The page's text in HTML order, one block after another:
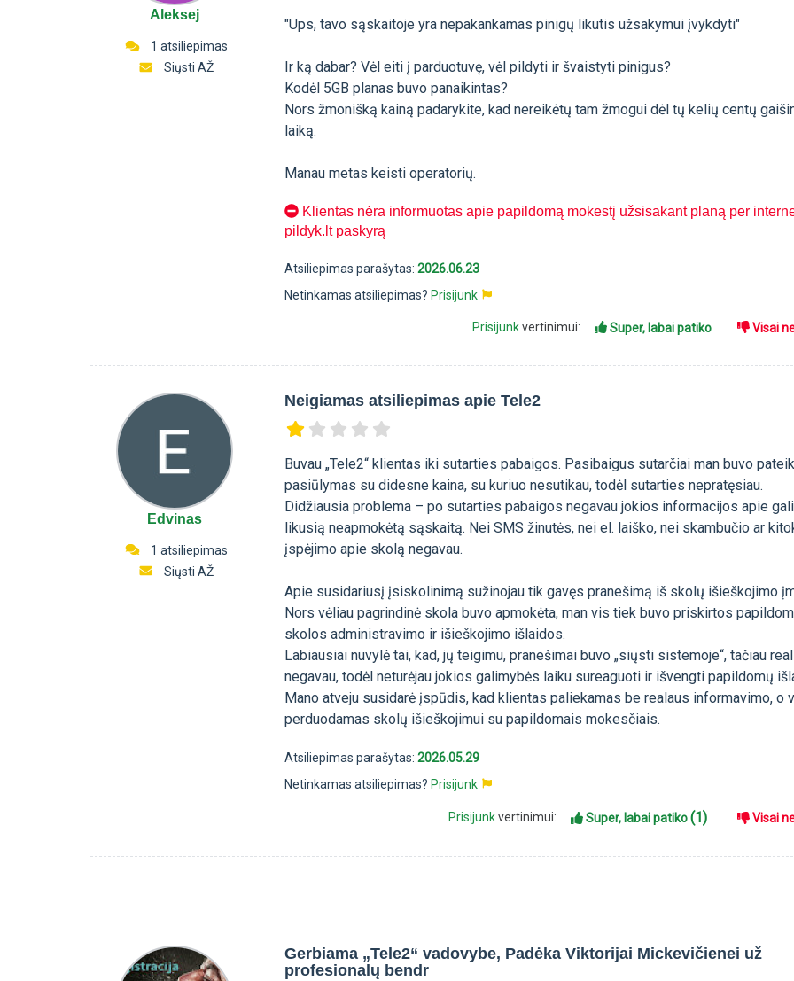
Aleksej
1 atsiliepimas
Siųsti AŽ
"Ups, tavo sąskaitoje yra nepakankamas pinigų likutis užsakymui įvykdyti"
Ir ką dabar? Vėl eiti į parduotuvę, vėl pildyti ir švaistyti pinigus?
Kodėl 5GB planas buvo panaikintas?
Nors žmonišką kainą padarykite, kad nereikėtų tam žmogui dėl tų kelių centų
laiką.
Manau metas keisti operatorių.
Klientas nėra informuotas apie papildomą mokestį užsisakant planą per
pildyk.lt paskyrą
Atsiliepimas parašytas:2026.06.23
Netinkamas atsiliepimas?Prisijunk
Prisijunkvertinimui: Super, labai patiko Visai
Edvinas
1 atsiliepimas
Siųsti AŽ
Neigiamas atsiliepimas apie Tele2
Buvau „Tele2“ klientas iki sutarties pabaigos. Pasibaigus sutarčiai man buvo
pasiūlymas su didesne kaina, su kuriuo nesutikau, todėl sutarties nepratęsiau.
Didžiausia problema – po sutarties pabaigos negavau jokios informacijos apie
likusią neapmokėtą sąskaitą. Nei SMS žinutės, nei el. laiško, nei skambučio ar
įspėjimo apie skolą negavau.
Apie susidariusį įsiskolinimą sužinojau tik gavęs pranešimą iš skolų išieškojimo
Nors vėliau pagrindinė skola buvo apmokėta, man vis tiek buvo priskirtos
skolos administravimo ir išieškojimo išlaidos.
Labiausiai nuvylė tai, kad, jų teigimu, pranešimai buvo „siųsti sistemoje“, tačiau
negavau, todėl neturėjau jokios galimybės laiku sureaguoti ir išvengti papildomų
Mano atveju susidarė įspūdis, kad klientas paliekamas be realaus informavimo, o
perduodamas skolų išieškojimui su papildomais mokesčiais.
Atsiliepimas parašytas:2026.05.29
Netinkamas atsiliepimas? Prisijunk
Prisijunkvertinimui: Super, labai patiko(1) Visai
Gerbiama „Tele2“ vadovybe, Padėka Viktorijai Mickevičienei už
profesionalų bendr